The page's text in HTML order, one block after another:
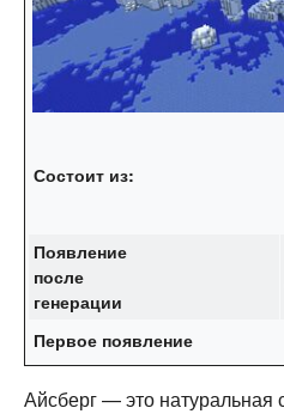
Состоит из:
Появление
после
генерации
Первое появление
Айсберг — это натуральная